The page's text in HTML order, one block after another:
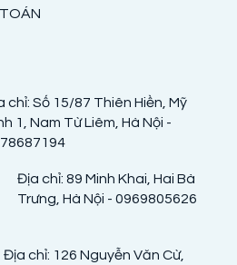
chỉ: Số 15/87 Thiên Hiền, Mỹ
1, Nam Từ Liêm, Hà Nội -
Địa chỉ: 89 Minh Khai, Hai Bà
Trưng, Hà Nội - 0969805626
Địa chỉ: 126 Nguyễn Văn Cừ,